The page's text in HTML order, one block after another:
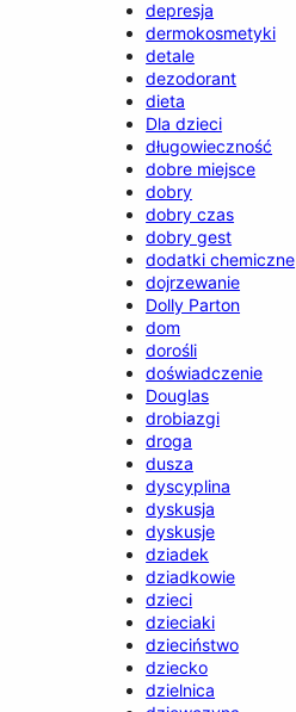
depresja
dermokosmetyki
detale
dezodorant
dieta
Dla dzieci
długowieczność
dobre miejsce
dobry
dobry czas
dobry gest
dodatki chemiczne
dojrzewanie
Dolly Parton
dom
dorośli
doświadczenie
Douglas
drobiazgi
droga
dusza
dyscyplina
dyskusja
dyskusje
dziadek
dziadkowie
dzieci
dzieciaki
dzieciństwo
dziecko
dzielnica